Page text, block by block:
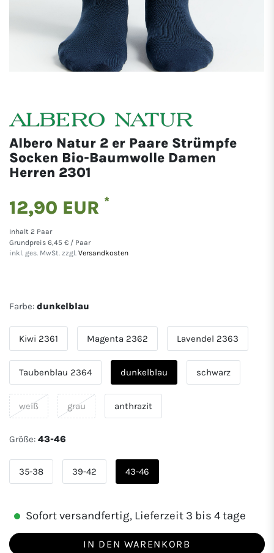
Albero Natur 2 er Paare Strümpfe
Socken Bio-Baumwolle Damen
Herren 2301
12,90 EUR *
Inhalt 2 Paar
Grundpreis 6,45 € / Paar
inkl. ges. MwSt. zzgl. Versandkosten
Farbe: dunkelblau
Kiwi 2361 Magenta 2362 Lavendel 2363
Taubenblau 2364 dunkelblau schwarz
weiß grau anthrazit
Größe: 43-46
35-38 39-42 43-46
Sofort versandfertig, Lieferzeit 3 bis 4 tage
IN DEN WARENKORB